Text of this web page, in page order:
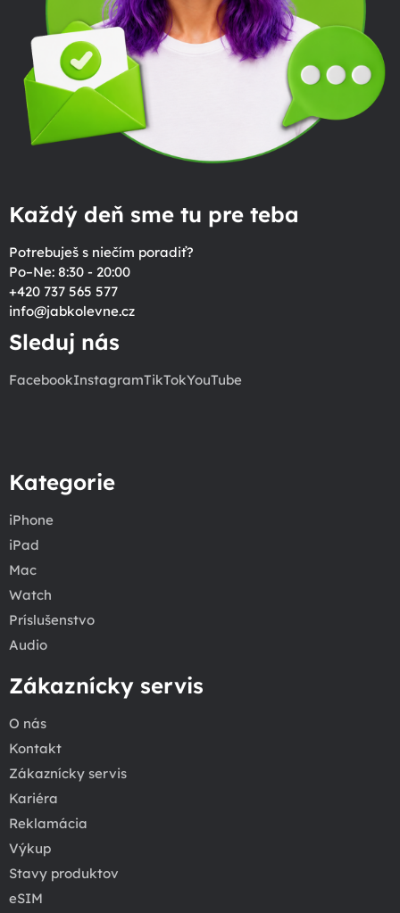
Každý deň sme tu pre teba
Potrebuješ s niečím poradiť?
Po–Ne: 8:30 - 20:00
+420 737 565 577
info@jabkolevne.cz
Sleduj nás
FacebookInstagramTikTokYouTube
Kategorie
iPhone
iPad
Mac
Watch
Príslušenstvo
Audio
Zákaznícky servis
O nás
Kontakt
Zákaznícky servis
Kariéra
Reklamácia
Výkup
Stavy produktov
eSIM